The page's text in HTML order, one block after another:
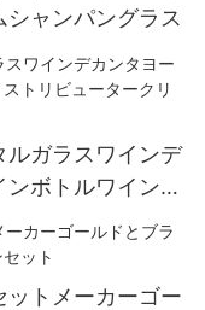
ャンパングラス
ルガラスワインデ
ボトルワインデ
デザイン
ットメーカーゴー